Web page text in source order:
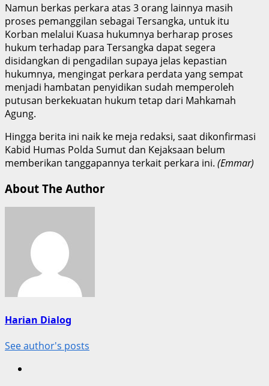
Namun berkas perkara atas 3 orang lainnya masih
proses pemanggilan sebagai Tersangka, untuk itu
Korban melalui Kuasa hukumnya berharap proses
hukum terhadap para Tersangka dapat segera
disidangkan di pengadilan supaya jelas kepastian
hukumnya, mengingat perkara perdata yang sempat
menjadi hambatan penyidikan sudah memperoleh
putusan berkekuatan hukum tetap dari Mahkamah
Agung.
Hingga berita ini naik ke meja redaksi, saat dikonfirmasi
Kabid Humas Polda Sumut dan Kejaksaan belum
memberikan tanggapannya terkait perkara ini. (Emmar)
About The Author
Harian Dialog
See author's posts